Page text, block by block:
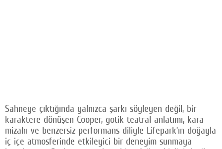
Sahneye çıktığında yalnızca şarkı söyleyen değil, bir
karaktere dönüşen Cooper, gotik teatral anlatımı, kara
mizahı ve benzersiz performans diliyle Lifepark’ın doğayla
iç içe atmosferinde etkileyici bir deneyim sunmaya